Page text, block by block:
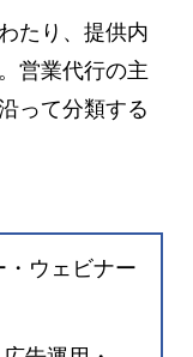
たり、提供内
営業代行の主
って分類する
ウェビナー